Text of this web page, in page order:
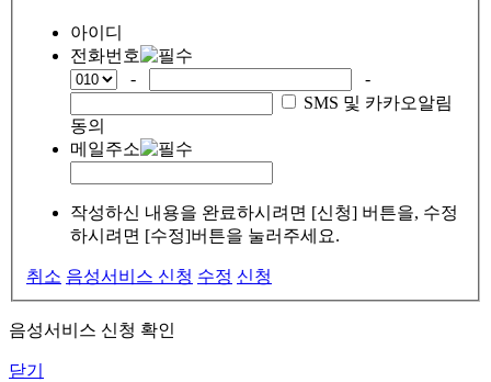
아이디
전화번호
-
-
SMS 및 카카오알림
동의
메일주소
작성하신 내용을 완료하시려면 [신청] 버튼을, 수정
하시려면 [수정]버튼을 눌러주세요.
취소 음성서비스 신청 수정 신청
음성서비스 신청 확인
닫기